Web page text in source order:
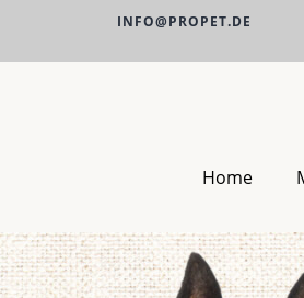
INFO@PROPET.DE
Home